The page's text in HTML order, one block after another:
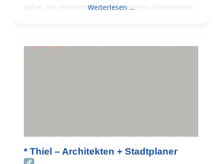
dabei, mit Innovationen und Business-Querdenken
Weiterlesen …
* Thiel – Architekten + Stadtplaner